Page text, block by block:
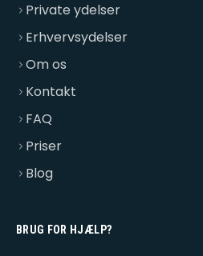
Private ydelser
Erhvervsydelser
Om os
Kontakt
FAQ
Priser
Blog
BRUG FOR HJÆLP?